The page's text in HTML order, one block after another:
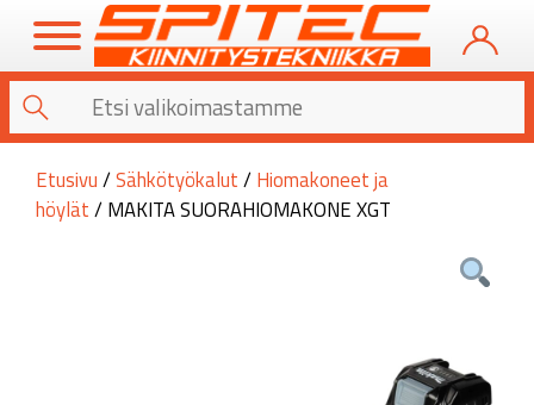
Etusivu /Sähkötyökalut / Hiomakoneet ja
höylät / MAKITA SUORAHIOMAKONE XGT